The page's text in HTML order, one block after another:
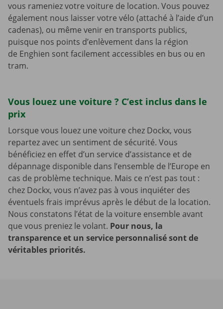
vous rameniez votre voiture de location. Vous pouvez
également nous laisser votre vélo (attaché à l’aide d’un
cadenas), ou même venir en transports publics,
puisque nos points d’enlèvement dans la région
de Enghien sont facilement accessibles en bus ou en
tram.
Vous louez une voiture ? C’est inclus dans le
prix
Lorsque vous louez une voiture chez Dockx, vous
repartez avec un sentiment de sécurité. Vous
bénéficiez en effet d’un service d’assistance et de
dépannage disponible dans l’ensemble de l’Europe en
cas de problème technique. Mais ce n’est pas tout :
chez Dockx, vous n’avez pas à vous inquiéter des
éventuels frais imprévus après le début de la location.
Nous constatons l’état de la voiture ensemble avant
que vous preniez le volant. Pour nous, la
transparence et un service personnalisé sont de
véritables priorités.